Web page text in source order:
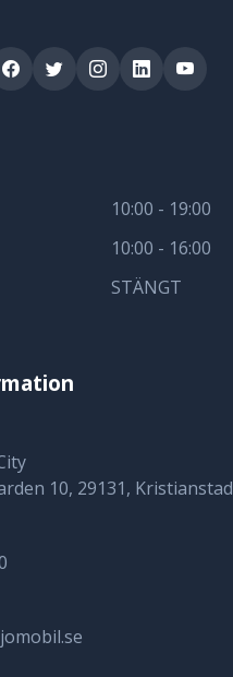
10:00 - 19:00
10:00 - 16:00
STÄNGT
10, 29131, Kristianstad